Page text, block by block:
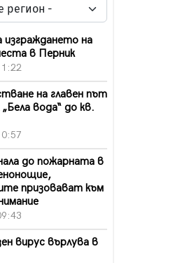
на
в Перник
на главен път
вода“ до кв.
до пожарната в
призовават към
вирус върлува в